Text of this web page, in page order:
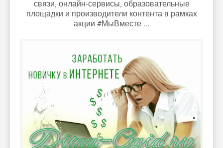
связи, онлайн-сервисы, образовательные
площадки и производители контента в рамках
акции #МыВместе ...